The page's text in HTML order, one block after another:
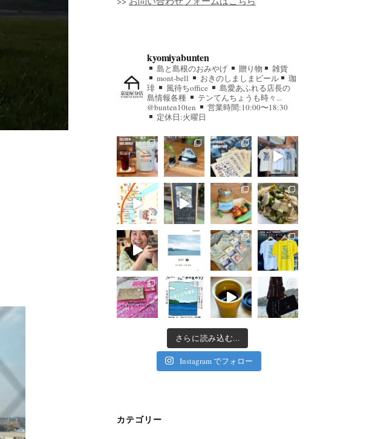
kyomiyabunten
島と島根のおみやげ 贈り物
雑貨
mont-bell
おきのしましまビール
珈
琲
風待ちoffice
島愛あふれる店長の
島情報各種
テンてんちょうも時々...
@bunten10ten
営業時間:10:00〜18:30
定休日:火曜日
さらに読み込む...
Instagram でフォロー
カテゴリー